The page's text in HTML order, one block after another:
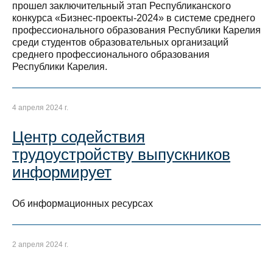
прошел заключительный этап Республиканского
конкурса «Бизнес-проекты-2024» в системе среднего
профессионального образования Республики Карелия
среди студентов образовательных организаций
среднего профессионального образования
Республики Карелия.
4 апреля 2024 г.
Центр содействия
трудоустройству выпускников
информирует
Об информационных ресурсах
2 апреля 2024 г.